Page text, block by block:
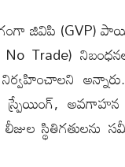
జివిపి (GVP)
Trade)
నిర్వహించాల‌ని
అవగాహన